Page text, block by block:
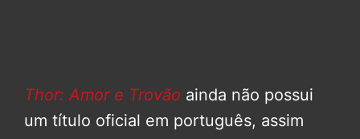
Thor: Amor e Trovão ainda não possui
um título oficial em português, assim